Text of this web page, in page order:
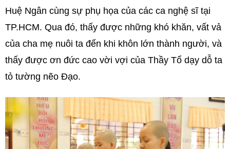
Huệ Ngân cùng sự phụ họa của các ca nghệ sĩ tại
TP.HCM. Qua đó, thấy được những khó khăn, vất vả
của cha mẹ nuôi ta đến khi khôn lớn thành người, và
thấy được ơn đức cao vời vợi của Thầy Tổ dạy dỗ ta
tỏ tường nẽo Đạo.